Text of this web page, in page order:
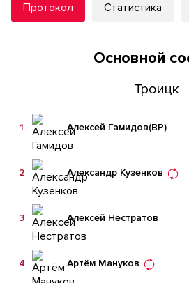
Протокол Статистика
Основной
Троицк
Алексей Гамидов(ВР)
1
Александр Кузенков
2
Алексей Нестратов
3
Артём Мануков
4